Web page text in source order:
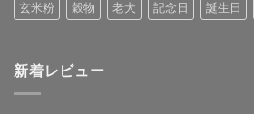
玄米粉 穀物 老犬 記念日 誕生日
新着レビュー